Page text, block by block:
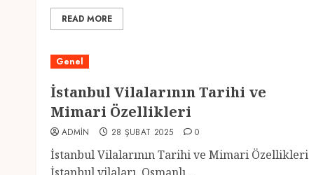
READ MORE
Genel
İstanbul Vilalarının Tarihi ve
Mimari Özellikleri
ADMIN 28 ŞUBAT 2025 0
İstanbul Vilalarının Tarihi ve Mimari Özellikleri